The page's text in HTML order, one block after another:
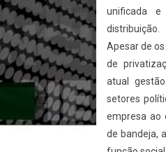
unificada
distribuição.
Apesar de
de
atual
setores
empresa ao
de bandeja,